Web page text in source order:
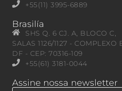
+55(11) 3995-6889
Brasilía
SHS Q. 6 CJ. A, BLOCO C,
SALAS 1126/1127 -
DF - CEP: 70316-109
+55(61) 3181-0044
Assine nossa newsletter